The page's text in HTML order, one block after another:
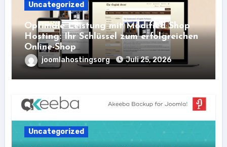
Uncategorized
Optimale Leistung mit Modified Shop
Hosting: Ihr Schlüssel zum erfolgreichen
Online-Shop
joomlahostingsorg Juli 25, 2026
Uncategorized